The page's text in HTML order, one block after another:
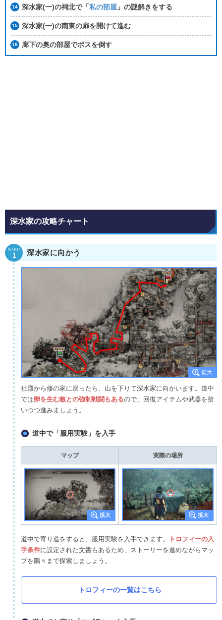
深水家(一)の祠北で「私の部屋 」の謎解きをする
深水家(一)の南東の扉を開けて進む
廊下の奥の部屋でボスを倒す
深水家の攻略チャート
STEP
1 深水家に向かう
社殿から修の家に戻ったら、山を下りて深水家に向かいます。道中
では卵を生む敵との強制戦闘もあるので、回復アイテムや武器を拾
いつつ進みましょう。
道中で「服用実験」を入手
マップ 実際の場所
道中で寄り道をすると、服用実験を入手できます。
トロフィーの入
手条件に設定された文書もあるため、ストーリーを進めながらマッ
プを隅々まで探索しましょう。
トロフィーの一覧はこちら